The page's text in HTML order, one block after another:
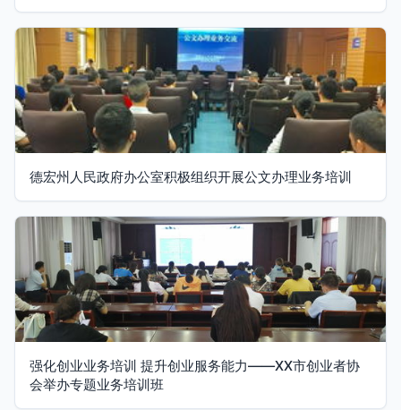
德宏州人民政府办公室积极组织开展公文办理业务培训
强化创业业务培训 提升创业服务能力——XX市创业者协
会举办专题业务培训班